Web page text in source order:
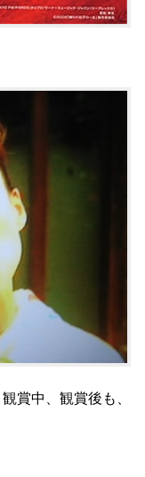
賞中、観賞後も、